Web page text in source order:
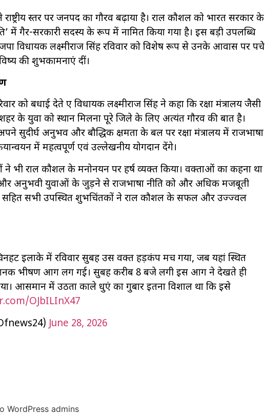
स्तर पर जनपद का गौरव बढ़ाया है। राहुल कौशल को भारत सरकार के
में गैर-सरकारी सदस्य के रूप में नामित किया गया है। इस बड़ी उपलब्धि
विधायक लक्ष्मीराज सिंह रविवार को विशेष रूप से उनके आवास पर पहुंचे
की शुभकामनाएं दीं।
को बधाई देते हुए विधायक लक्ष्मीराज सिंह ने कहा कि रक्षा मंत्रालय जैसी
के युवा को स्थान मिलना पूरे जिले के लिए अत्यंत गौरव की बात है।
सुदीर्घ अनुभव और बौद्धिक क्षमता के बल पर रक्षा मंत्रालय में राजभाषा
में महत्वपूर्ण एवं उल्लेखनीय योगदान देंगे।
ने भी राहुल कौशल के मनोनयन पर हर्ष व्यक्त किया। वक्ताओं का कहना था
और अनुभवी युवाओं के जुड़ने से राजभाषा नीति को और अधिक मजबूती
सहित सभी उपस्थित शुभचिंतकों ने राहुल कौशल के सफल और उज्ज्वल
इलाके में रविवार सुबह उस वक्त हड़कंप मच गया, जब यहां स्थित
भीषण आग लग गई। सुबह करीब 8 बजे लगी इस आग ने देखते ही
आसमान में उठता काले धुएं का गुबार इतना विशाल था कि इसे
OJbILInX47
June 28, 2026
WordPress admins